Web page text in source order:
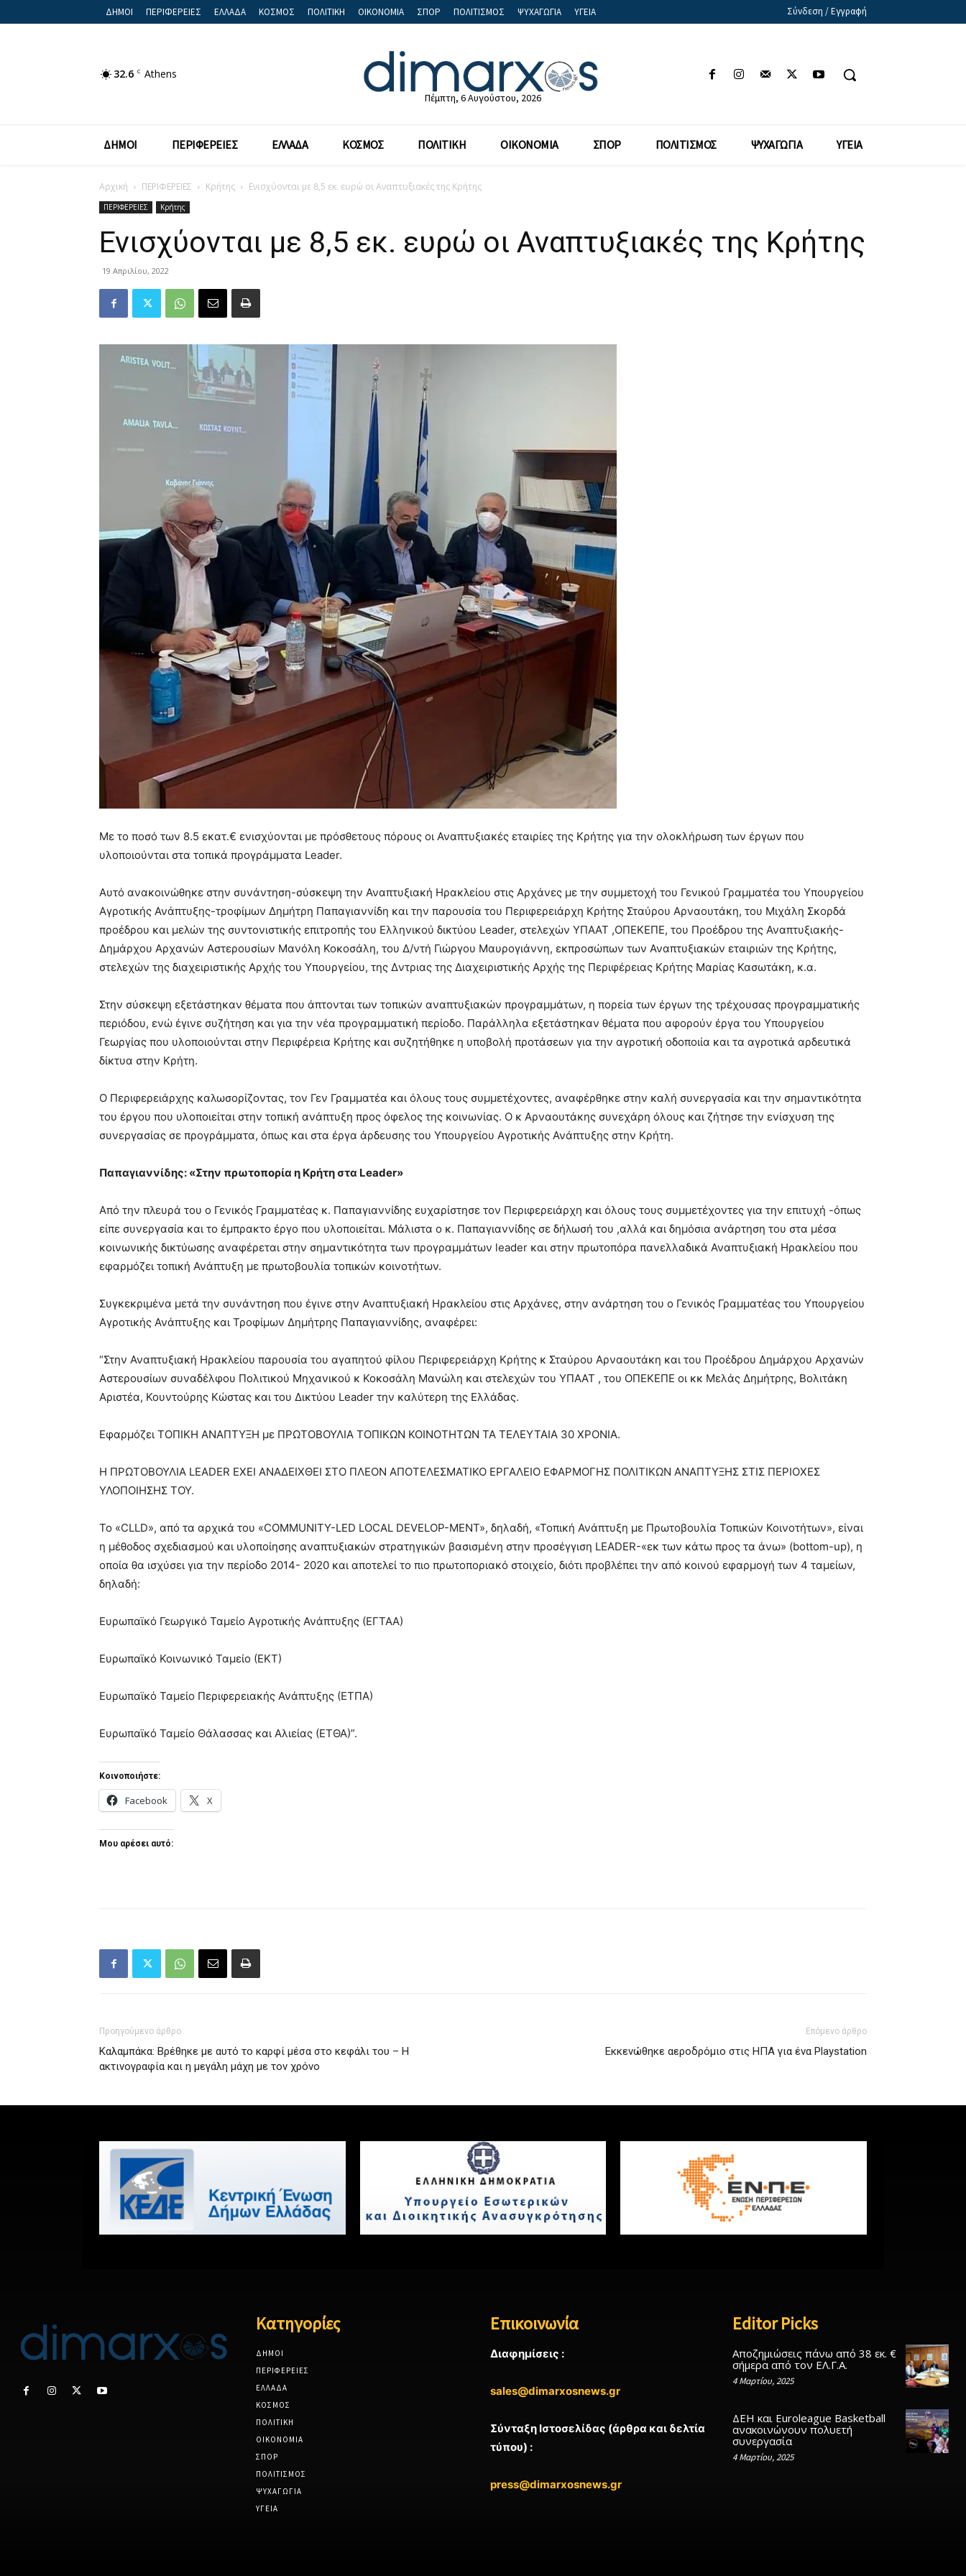
ΔΗΜΟΙ ΠΕΡΙΦΕΡΕΙΕΣ ΕΛΛΑΔΑ ΚΟΣΜΟΣ ΠΟΛΙΤΙΚΗ ΟΙΚΟΝΟΜΙΑ ΣΠΟΡ ΠΟΛΙΤΙΣΜΟΣ ΨΥΧΑΓΩΓΙΑ ΥΓΕΙΑ Σύνδεση / Εγγραφή
32.6 C Athens
Πέμπτη, 6 Αυγούστου, 2026
ΔΗΜΟΙ ΠΕΡΙΦΕΡΕΙΕΣ ΕΛΛΑΔΑ ΚΟΣΜΟΣ ΠΟΛΙΤΙΚΗ ΟΙΚΟΝΟΜΙΑ ΣΠΟΡ ΠΟΛΙΤΙΣΜΟΣ ΨΥΧΑΓΩΓΙΑ ΥΓΕΙΑ
Αρχική ΠΕΡΙΦΕΡΕΙΕΣ Κρήτης Ενισχύονται με 8,5 εκ. ευρώ οι Αναπτυξιακές της Κρήτης
ΠΕΡΙΦΕΡΕΙΕΣ Κρήτης
Ενισχύονται με 8,5 εκ. ευρώ οι Αναπτυξιακές της Κρήτης
19 Απριλίου, 2022
Με το ποσό των 8.5 εκατ.€ ενισχύονται με πρόσθετους πόρους οι Αναπτυξιακές εταιρίες της Κρήτης για την ολοκλήρωση των έργων που
υλοποιούνται στα τοπικά προγράμματα Leader.
Αυτό ανακοινώθηκε στην συνάντηση-σύσκεψη την Αναπτυξιακή Ηρακλείου στις Αρχάνες με την συμμετοχή του Γενικού Γραμματέα του Υπουργείου
Αγροτικής Ανάπτυξης-τροφίμων Δημήτρη Παπαγιαννίδη και την παρουσία του Περιφερειάρχη Κρήτης Σταύρου Αρναουτάκη, του Μιχάλη Σκορδά
προέδρου και μελών της συντονιστικής επιτροπής του Ελληνικού δικτύου Leader, στελεχών ΥΠΑΑΤ ,ΟΠΕΚΕΠΕ, του Προέδρου της Αναπτυξιακής-
Δημάρχου Αρχανών Αστερουσίων Μανόλη Κοκοσάλη, του Δ/ντή Γιώργου Μαυρογιάννη, εκπροσώπων των Αναπτυξιακών εταιριών της Κρήτης,
στελεχών της διαχειριστικής Αρχής του Υπουργείου, της Δντριας της Διαχειριστικής Αρχής της Περιφέρειας Κρήτης Μαρίας Κασωτάκη, κ.α.
Στην σύσκεψη εξετάστηκαν θέματα που άπτονται των τοπικών αναπτυξιακών προγραμμάτων, η πορεία των έργων της τρέχουσας προγραμματικής
περιόδου, ενώ έγινε συζήτηση και για την νέα προγραμματική περίοδο. Παράλληλα εξετάστηκαν θέματα που αφορούν έργα του Υπουργείου
Γεωργίας που υλοποιούνται στην Περιφέρεια Κρήτης και συζητήθηκε η υποβολή προτάσεων για την αγροτική οδοποιία και τα αγροτικά αρδευτικά
δίκτυα στην Κρήτη.
Ο Περιφερειάρχης καλωσορίζοντας, τον Γεν Γραμματέα και όλους τους συμμετέχοντες, αναφέρθηκε στην καλή συνεργασία και την σημαντικότητα
του έργου που υλοποιείται στην τοπική ανάπτυξη προς όφελος της κοινωνίας. Ο κ Αρναουτάκης συνεχάρη όλους και ζήτησε την ενίσχυση της
συνεργασίας σε προγράμματα, όπως και στα έργα άρδευσης του Υπουργείου Αγροτικής Ανάπτυξης στην Κρήτη.
Παπαγιαννίδης: «Στην πρωτοπορία η Κρήτη στα Leader»
Από την πλευρά του ο Γενικός Γραμματέας κ. Παπαγιαννίδης ευχαρίστησε τον Περιφερειάρχη και όλους τους συμμετέχοντες για την επιτυχή -όπως
είπε συνεργασία και το έμπρακτο έργο που υλοποιείται. Μάλιστα ο κ. Παπαγιαννίδης σε δήλωσή του ,αλλά και δημόσια ανάρτηση του στα μέσα
κοινωνικής δικτύωσης αναφέρεται στην σημαντικότητα των προγραμμάτων leader και στην πρωτοπόρα πανελλαδικά Αναπτυξιακή Ηρακλείου που
εφαρμόζει τοπική Ανάπτυξη με πρωτοβουλία τοπικών κοινοτήτων.
Συγκεκριμένα μετά την συνάντηση που έγινε στην Αναπτυξιακή Ηρακλείου στις Αρχάνες, στην ανάρτηση του ο Γενικός Γραμματέας του Υπουργείου
Αγροτικής Ανάπτυξης και Τροφίμων Δημήτρης Παπαγιαννίδης, αναφέρει:
“Στην Αναπτυξιακή Ηρακλείου παρουσία του αγαπητού φίλου Περιφερειάρχη Κρήτης κ Σταύρου Αρναουτάκη και του Προέδρου Δημάρχου Αρχανών
Αστερουσίων συναδέλφου Πολιτικού Μηχανικού κ Κοκοσάλη Μανώλη και στελεχών του ΥΠΑΑΤ , του ΟΠΕΚΕΠΕ οι κκ Μελάς Δημήτρης, Βολιτάκη
Αριστέα, Κουντούρης Κώστας και του Δικτύου Leader την καλύτερη της Ελλάδας.
Εφαρμόζει TΟΠΙΚΗ ΑΝΑΠΤΥΞΗ με ΠΡΩΤΟΒΟΥΛΙΑ ΤΟΠΙΚΩΝ ΚΟΙΝΟΤΗΤΩΝ ΤΑ ΤΕΛΕΥΤΑΙΑ 30 ΧΡΟΝΙΑ.
Η ΠΡΩΤΟΒΟΥΛΙΑ LEADER ΕΧΕΙ ΑΝΑΔΕΙΧΘΕΙ ΣΤΟ ΠΛΕΟΝ ΑΠΟΤΕΛΕΣΜΑΤΙΚΟ ΕΡΓΑΛΕΙΟ ΕΦΑΡΜΟΓΗΣ ΠΟΛΙΤΙΚΩΝ ΑΝΑΠΤΥΞΗΣ ΣΤΙΣ ΠΕΡΙΟΧΕΣ
ΥΛΟΠΟΙΗΣΗΣ ΤΟΥ.
Το «CLLD», από τα αρχικά του «COMMUNITY-LED LOCAL DEVELOP-MENT», δηλαδή, «Τοπική Ανάπτυξη με Πρωτοβουλία Τοπικών Κοινοτήτων», είναι
η μέθοδος σχεδιασμού και υλοποίησης αναπτυξιακών στρατηγικών βασισμένη στην προσέγγιση LEADER-«εκ των κάτω προς τα άνω» (bottom-up), η
οποία θα ισχύσει για την περίοδο 2014- 2020 και αποτελεί το πιο πρωτοποριακό στοιχείο, διότι προβλέπει την από κοινού εφαρμογή των 4 ταμείων,
δηλαδή:
Ευρωπαϊκό Γεωργικό Ταμείο Αγροτικής Ανάπτυξης (ΕΓΤΑΑ)
Ευρωπαϊκό Κοινωνικό Ταμείο (ΕΚΤ)
Ευρωπαϊκό Ταμείο Περιφερειακής Ανάπτυξης (ΕΤΠΑ)
Ευρωπαϊκό Ταμείο Θάλασσας και Αλιείας (ΕΤΘΑ)”.
Κοινοποιήστε:
Facebook X
Μου αρέσει αυτό:
Προηγούμενο άρθρο
Καλαμπάκα: Βρέθηκε με αυτό το καρφί μέσα στο κεφάλι του – Η
ακτινογραφία και η μεγάλη μάχη με τον χρόνο
Επόμενο άρθρο
Εκκενώθηκε αεροδρόμιο στις ΗΠΑ για ένα Playstation
Κατηγορίες
ΔΗΜΟΙ
ΠΕΡΙΦΕΡΕΙΕΣ
ΕΛΛΑΔΑ
ΚΟΣΜΟΣ
ΠΟΛΙΤΙΚΗ
ΟΙΚΟΝΟΜΙΑ
ΣΠΟΡ
ΠΟΛΙΤΙΣΜΟΣ
ΨΥΧΑΓΩΓΙΑ
ΥΓΕΙΑ
Επικοινωνία
Διαφημίσεις :
sales@dimarxosnews.gr
Σύνταξη Ιστοσελίδας (άρθρα και δελτία
τύπου) :
press@dimarxosnews.gr
Editor Picks
Αποζημιώσεις πάνω από 38 εκ. €
σήμερα από τον ΕΛ.Γ.Α.
4 Μαρτίου, 2025
ΔΕΗ και Euroleague Basketball
ανακοινώνουν πολυετή
συνεργασία
4 Μαρτίου, 2025